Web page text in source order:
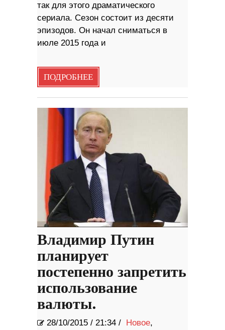
так для этого драматического
сериала. Сезон состоит из десяти
эпизодов. Он начал сниматься в
июле 2015 года и
ПОДРОБНЕЕ
Владимир Путин
планирует
постепенно запретить
использование
валюты.
28/10/2015 / 21:34 / Новое,